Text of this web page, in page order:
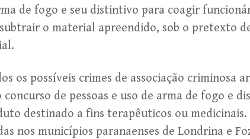
de fogo e seu distintivo para coagir
o material apreendido, sob o pretexto
os possíveis crimes de associação criminosa
de pessoas e uso de arma de fogo e
destinado a fins terapêuticos ou medicinais.
nos municípios paranaenses de Londrina e